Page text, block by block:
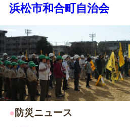
浜松市和合町自治会
●防災ニュース